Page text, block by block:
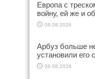
Европа с
войну, ей же и
08.08.2026
Арбуз больше
установили его
08.08.2026